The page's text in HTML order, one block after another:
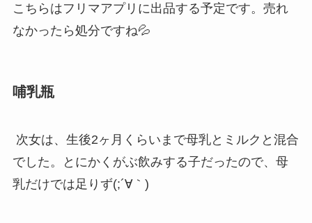
こちらはフリマアプリに出品する予定です。売れ
なかったら処分ですね💦
哺乳瓶
次女は、生後2ヶ月くらいまで母乳とミルクと混合
でした。とにかくがぶ飲みする子だったので、母
乳だけでは足りず(;´∀｀)